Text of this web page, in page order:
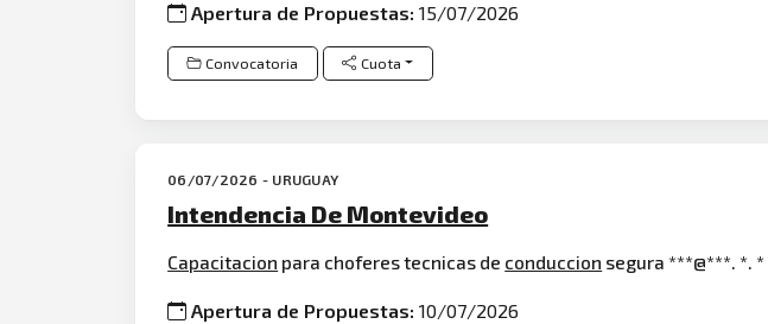
Apertura de Propuestas:15/07/2026
Convocatoria Cuota
06/07/2026 - URUGUAY
Intendencia De Montevideo
Capacitacion para choferes tecnicas de conduccion segura ***@***. *.
Apertura de Propuestas:10/07/2026